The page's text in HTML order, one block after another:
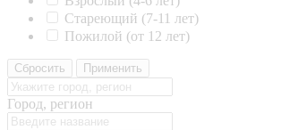
Стареющий (7-11 лет)
Пожилой (от 12 лет)
Сбросить Применить
Город, регион